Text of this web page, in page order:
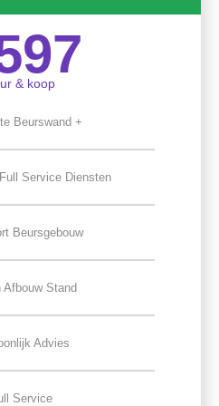
& koop
Beurswand +
Service Diensten
Beursgebouw
Afbouw Stand
Advies
Service